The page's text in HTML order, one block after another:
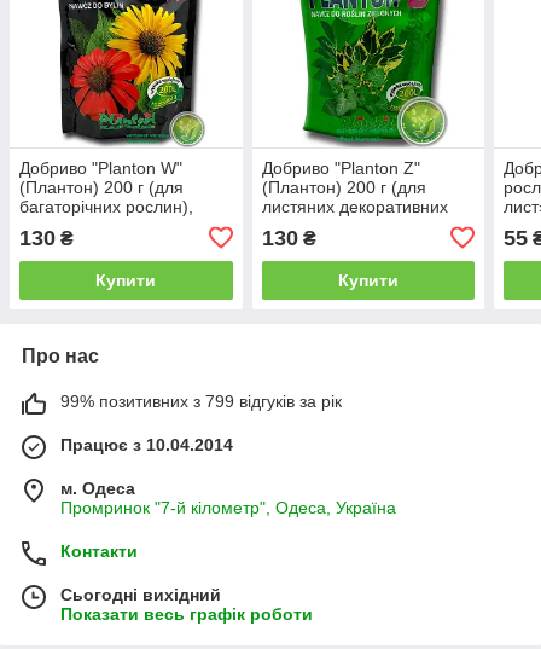
Добриво "Planton W"
(Плантон) 200 г (для
багаторічних рослин),
130 ₴
Купити
Добриво "Planton Z"
(Плантон) 200 г (для
листяних декоративних
130₴
Купити
55
Про нас
99% позитивних з 799 відгуків за рік
Працює з 10.04.2014
м. Одеса
Промринок "7-й кілометр", Одеса, Україна
Контакти
Сьогодні вихідний
Показати весь графік роботи